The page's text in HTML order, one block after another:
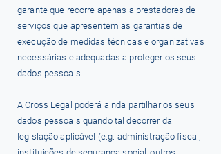
garante que recorre apenas a prestadores de
serviços que apresentem as garantias de
execução de medidas técnicas e organizativas
necessárias e adequadas a proteger os seus
dados pessoais.
A Cross Legal poderá ainda partilhar os seus
dados pessoais quando tal decorrer da
legislação aplicável (e.g. administração fiscal,